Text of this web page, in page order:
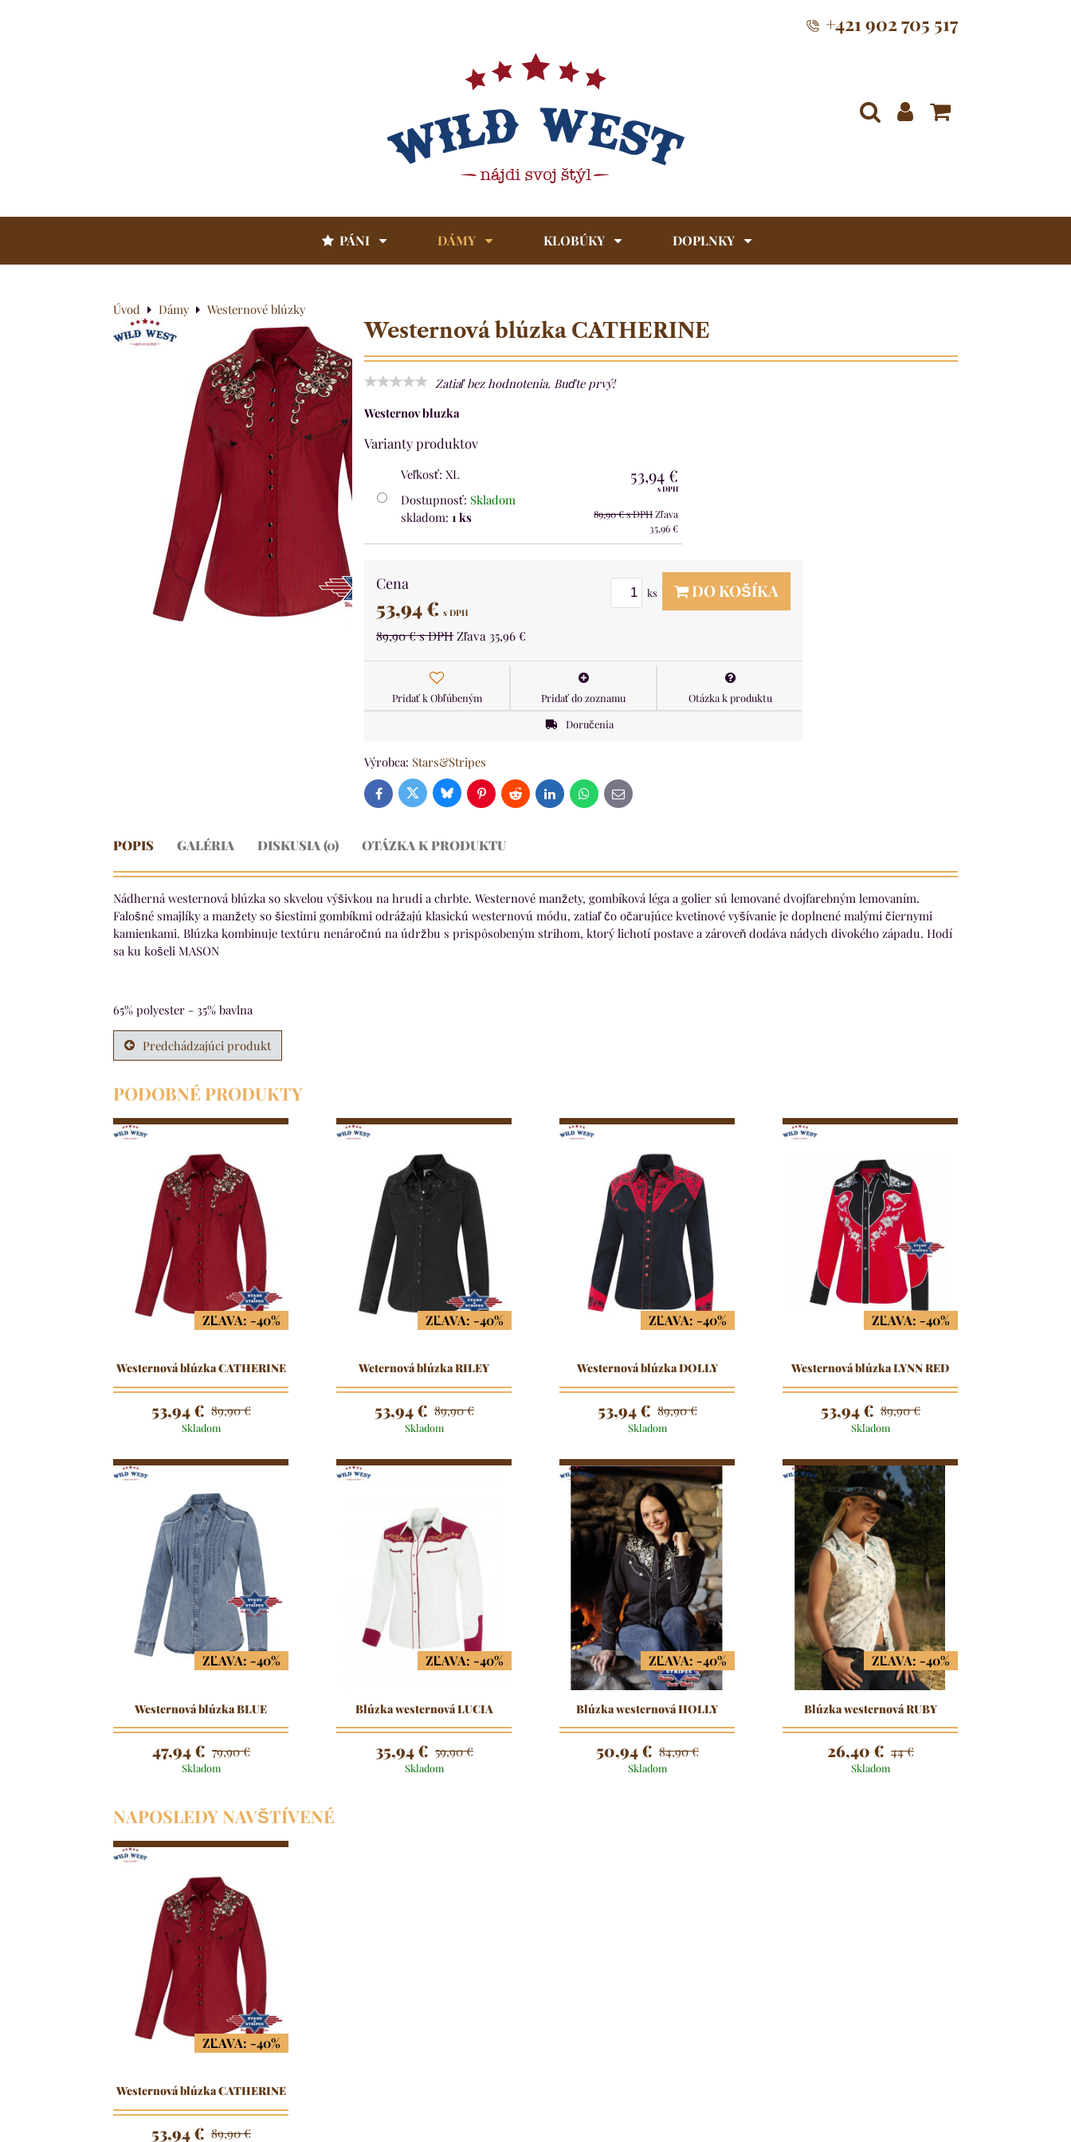
+421 902 705 517
PÁNI DÁMY KLOBÚKY DOPLNKY
Úvod Dámy Westernové blúzky
Westernová blúzka CATHERINE
Zatiaľ bez hodnotenia. Buďte prvý!
Westernov bluzka
Varianty produktov
Veľkosť: XL
Dostupnosť: Skladom
skladom: 1 ks
53,94 €
s DPH
89,90 €s DPHZľava
35,96 €
Cena
53,94 € s DPH
89,90 €s DPH Zľava 35,96 €
ks DO KOŠÍKA
Pridať k Obľúbeným Pridať do zoznamu
Otázka k produktu
Doručenia
Výrobca: Stars&Stripes
FacebookTwitterBlueskyPinterestReddit LinkedInWhatsApp
E-
mail
POPIS GALÉRIA DISKUSIA (0) OTÁZKA K PRODUKTU
Nádherná westernová blúzka so skvelou výšivkou na hrudi a chrbte. Westernové manžety, gombíková léga a golier sú lemované dvojfarebným lemovaním.
Falošné smajlíky a manžety so šiestimi gombíkmi odrážajú klasickú westernovú módu, zatiaľ čo očarujúce kvetinové vyšívanie je doplnené malými čiernymi
kamienkami. Blúzka kombinuje textúru nenáročnú na údržbu s prispôsobeným strihom, ktorý lichotí postave a zároveň dodáva nádych divokého západu. Hodí
sa ku košeli MASON
65% polyester - 35% bavlna
Predchádzajúci produkt
PODOBNÉ PRODUKTY
ZĽAVA: -40%
Westernová blúzka CATHERINE
53,94 € 89,90 €
Skladom
ZĽAVA: -40%
Weternová blúzka RILEY
53,94 € 89,90 €
Skladom
ZĽAVA: -40%
Westernová blúzka DOLLY
53,94 € 89,90 €
Skladom
ZĽAVA: -40%
Westernová blúzka LYNN RED
53,94 € 89,90 €
Skladom
ZĽAVA: -40%
Westernová blúzka BLUE
47,94 € 79,90 €
Skladom
ZĽAVA: -40%
Blúzka westernová LUCIA
35,94 € 59,90 €
Skladom
ZĽAVA: -40%
Blúzka westernová HOLLY
50,94 € 84,90 €
Skladom
ZĽAVA: -40%
Blúzka westernová RUBY
26,40 € 44 €
Skladom
NAPOSLEDY NAVŠTÍVENÉ
ZĽAVA: -40%
Westernová blúzka CATHERINE
53,94 € 89,90 €